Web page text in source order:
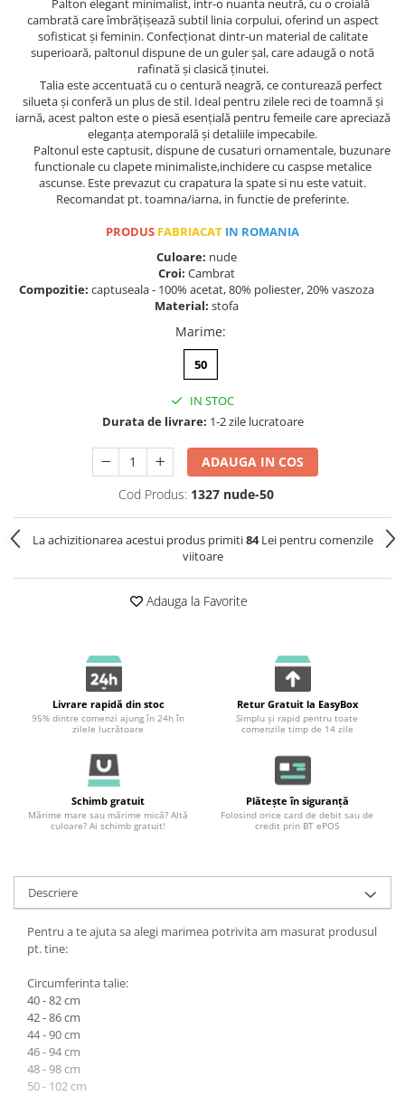
cambrată care îmbrățișează subtil linia corpului, oferind un aspect
sofisticat și feminin. Confecționat dintr-un material de calitate
superioară, paltonul dispune de un guler șal, care adaugă o notă
rafinată și clasică ținutei.
Talia este accentuată cu o centură neagră, ce conturează perfect
silueta și conferă un plus de stil. Ideal pentru zilele reci de toamnă și
iarnă, acest palton este o piesă esențială pentru femeile care apreciază
eleganța atemporală și detaliile impecabile.
Paltonul este captusit, dispune de cusaturi ornamentale, buzunare
functionale cu clapete minimaliste,inchidere cu caspse metalice
ascunse. Este prevazut cu crapatura la spate si nu este vatuit.
Recomandat pt. toamna/iarna, in functie de preferinte.
PRODUS FABRIACAT IN ROMANIA
Culoare: nude
Croi: Cambrat
Compozitie: captuseala - 100% acetat, 80% poliester, 20% vaszoza
Material: stofa
Marime:
50
IN STOC
Durata de livrare: 1-2 zile lucratoare
ADAUGA IN COS
Cod Produs: 1327 nude-50
La achizitionarea acestui produs primiti84Lei pentru comenzile
viitoare
Adauga la Favorite
Livrare rapidă din stoc
95% dintre comenzi ajung în 24h în
zilele lucrătoare
Retur Gratuit la EasyBox
Simplu și rapid pentru toate
comenzile timp de 14 zile
Schimb gratuit
Mărime mare sau mărime mică? Altă
culoare? Ai schimb gratuit!
Plătește în siguranță
Folosind orice card de debit sau de
credit prin BT ePOS
Descriere
Pentru a te ajuta sa alegi marimea potrivita am masurat produsul
pt. tine:
Circumferinta talie:
40 - 82 cm
42 - 86 cm
44 - 90 cm
46 - 94 cm
48 - 98 cm
50 - 102 cm